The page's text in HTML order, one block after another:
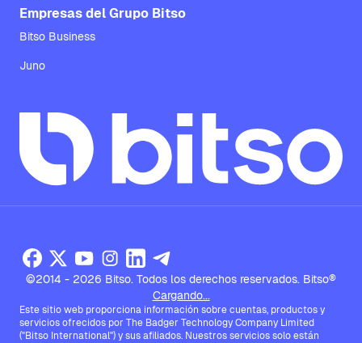
Empresas del Grupo Bitso
Bitso Business
Juno
©2014 - 2026 Bitso. Todos los derechos reservados. Bitso®
Cargando...
Este sitio web proporciona información sobre cuentas, productos y
servicios ofrecidos por The Badger Technology Company Limited
("Bitso International") y sus afiliados. Nuestros servicios solo están